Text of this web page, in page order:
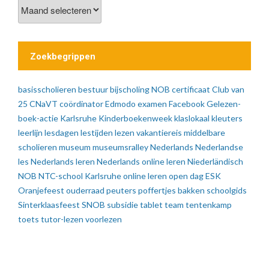
Zoekbegrippen
basisscholieren bestuurbijscholing NOB certificaat Club van
25 CNaVT coördinatorEdmodo examen FacebookGelezen-
boek-actie Karlsruhe Kinderboekenweekklaslokaal kleuters
leerlijn lesdagen lestijden lezen vakantiereis middelbare
scholieren museum museumsralleyNederlands Nederlandse
les Nederlands leren Nederlands online leren Niederländisch
NOB NTC-school Karlsruheonline leren open dag ESK
Oranjefeest ouderraad peuters poffertjes bakken schoolgids
Sinterklaasfeest SNOB subsidietablet team tentenkamp
toets tutor-lezen voorlezen